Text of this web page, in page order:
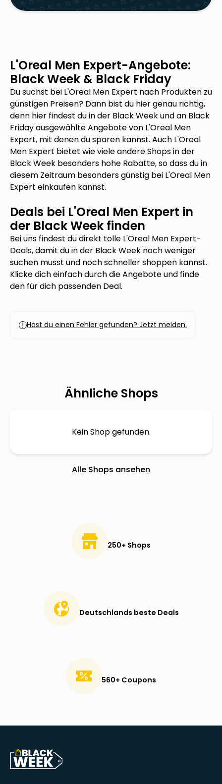
L'Oreal Men Expert-Angebote:
Black Week & Black Friday
Du suchst bei L'Oreal Men Expert nach Produkten zu
günstigen Preisen? Dann bist du hier genau richtig,
denn hier findest du in der Black Week und an Black
Friday ausgewählte Angebote von L'Oreal Men
Expert, mit denen du sparen kannst. Auch L'Oreal
Men Expert bietet wie viele andere Shops in der
Black Week besonders hohe Rabatte, so dass du in
diesem Zeitraum besonders günstig bei L'Oreal Men
Expert einkaufen kannst.
Deals bei L'Oreal Men Expert in
der Black Week finden
Bei uns findest du direkt tolle L'Oreal Men Expert-
Deals, damit du in der Black Week noch weniger
suchen musst und noch schneller shoppen kannst.
Klicke dich einfach durch die Angebote und finde
den für dich passenden Deal.
Hast du einen Fehler gefunden? Jetzt melden.
Ähnliche Shops
Kein Shop gefunden.
Alle Shops ansehen
250+ Shops
Deutschlands beste Deals
560+ Coupons